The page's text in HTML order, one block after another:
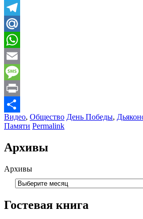
Odnoklassniki
Telegram
Mail.Ru
WhatsApp
Email
Message
Print
Отправить
Видео, Общество День Победы,
Памяти Permalink
Архивы
Архивы
Гостевая книга